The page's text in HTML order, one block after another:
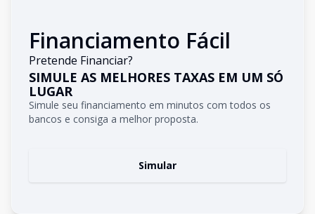
Financiamento Fácil
Pretende Financiar?
SIMULE AS MELHORES TAXAS EM UM SÓ
LUGAR
Simule seu financiamento em minutos com todos os
bancos e consiga a melhor proposta.
Simular